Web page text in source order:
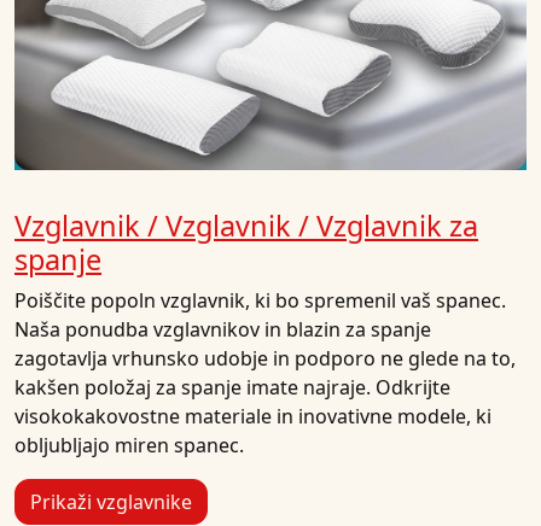
Vzglavnik / Vzglavnik / Vzglavnik za
spanje
Poiščite popoln vzglavnik, ki bo spremenil vaš spanec.
Naša ponudba vzglavnikov in blazin za spanje
zagotavlja vrhunsko udobje in podporo ne glede na to,
kakšen položaj za spanje imate najraje. Odkrijte
visokokakovostne materiale in inovativne modele, ki
obljubljajo miren spanec.
Prikaži vzglavnike